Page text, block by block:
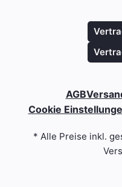
AGB
Cookie
* Alle Preise inkl.